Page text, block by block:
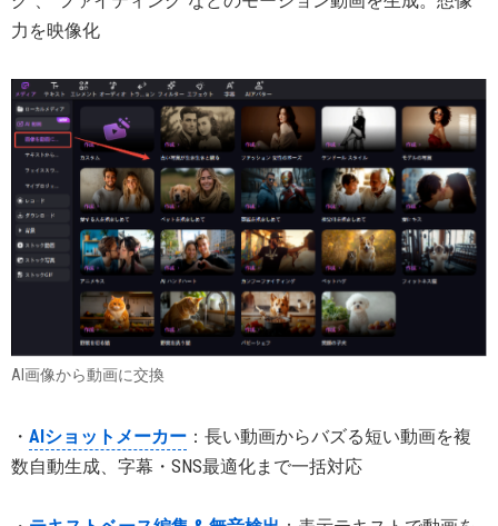
力を映像化
AI画像から動画に交換
・ AIショットメーカー ：長い動画からバズる短い動画を複
数自動生成、字幕・SNS最適化まで一括対応